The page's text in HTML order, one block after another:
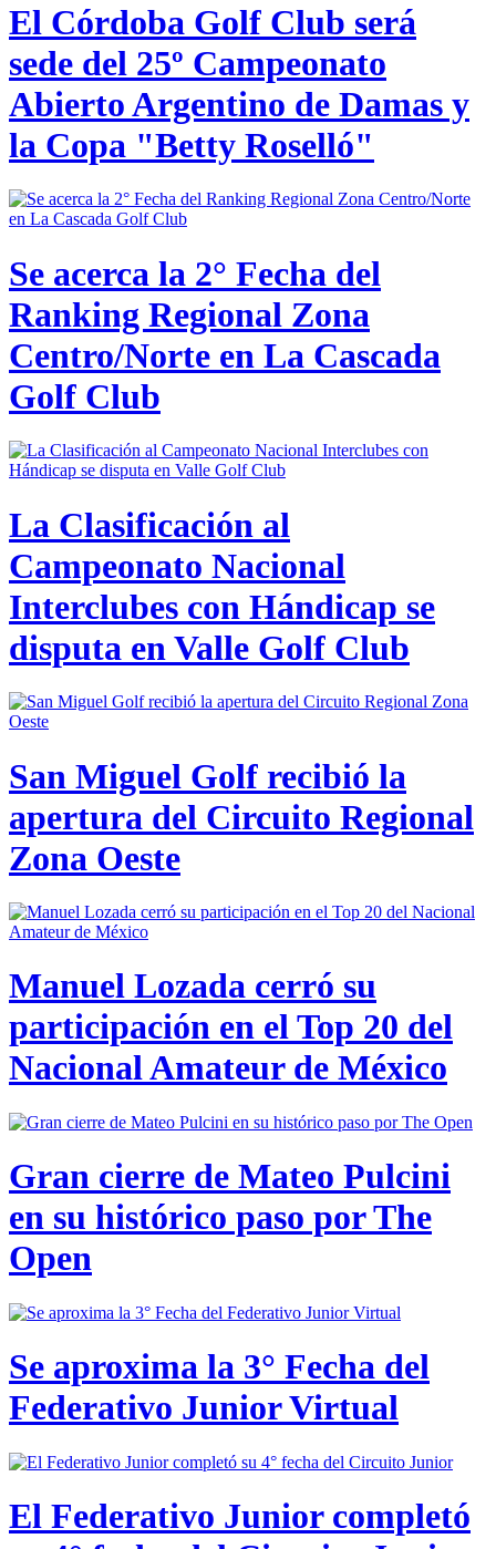
El Córdoba Golf Club será
sede del 25º Campeonato
Abierto Argentino de Damas y
la Copa "Betty Roselló"
Se acerca la 2° Fecha del
Ranking Regional Zona
Centro/Norte en La Cascada
Golf Club
La Clasificación al
Campeonato Nacional
Interclubes con Hándicap se
disputa en Valle Golf Club
San Miguel Golf recibió la
apertura del Circuito Regional
Zona Oeste
Manuel Lozada cerró su
participación en el Top 20 del
Nacional Amateur de México
Gran cierre de Mateo Pulcini
en su histórico paso por The
Open
Se aproxima la 3° Fecha del
Federativo Junior Virtual
El Federativo Junior completó